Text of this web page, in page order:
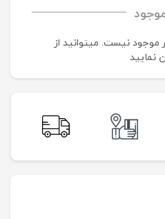
موجود نیست. می‍توانید از
نمایید